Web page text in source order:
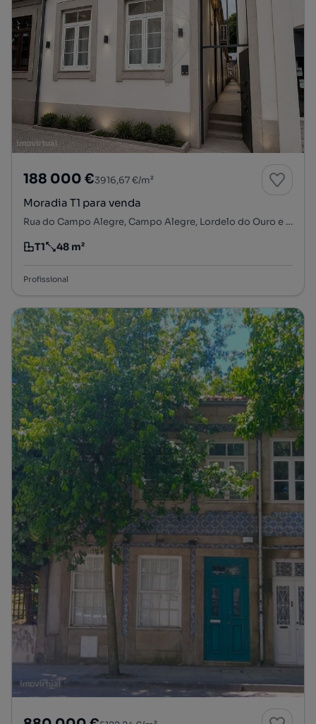
188 000 €3916,67 €/m²
Moradia T1 para venda
Rua do Campo Alegre, Campo Alegre, Lordelo do Ouro e Massarelos, Porto, Porto
Tipologia
T1
Preço por metro quadrado
48 m²
Profissional